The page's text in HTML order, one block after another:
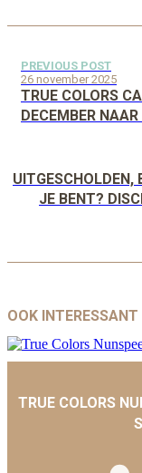
PREVIOUS POST
26 november 2025
TRUE COLORS
DECEMBER
UITGESCHOLDEN,
JE BENT?
OOK INTERESSANT
TRUE COLORS